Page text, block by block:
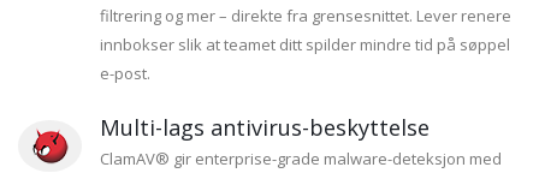
filtrering og mer – direkte fra grensesnittet. Lever renere
innbokser slik at teamet ditt spilder mindre tid på søppel
e-post.
Multi-lags antivirus-beskyttelse
ClamAV® gir enterprise-grade malware-deteksjon med